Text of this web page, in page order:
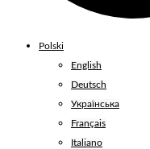
Polski
English
Deutsch
Українська
Français
Italiano